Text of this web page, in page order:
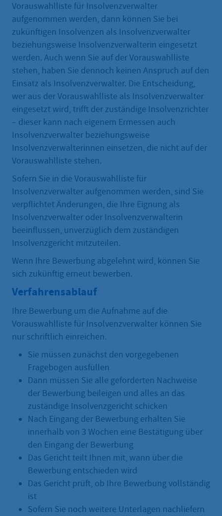
Vorauswahlliste für Insolvenzverwalter
aufgenommen werden, dann können Sie bei
zukünftigen Insolvenzen als Insolvenzverwalter
beziehungsweise Insolvenzverwalterin eingesetzt
werden. Auch wenn Sie auf der Vorauswahlliste
stehen, haben Sie dennoch keinen Anspruch auf den
Einsatz als Insolvenzverwalter. Die Entscheidung,
wer aus der Vorauswahlliste als Insolvenzverwalter
eingesetzt wird, trifft der zuständige Insolvenzrichter
– dieser kann nach eigenem Ermessen auch
Insolvenzverwalter beziehungsweise
Insolvenzverwalterinnen einsetzen, die nicht auf der
Vorauswahlliste stehen.
Sofern Sie in die Vorauswahlliste für
Insolvenzverwalter aufgenommen werden, sind Sie
verpflichtet Änderungen, die Ihre Eignung als
Insolvenzverwalter oder Insolvenzverwalterin
beeinflussen, unverzüglich dem zuständigen
Insolvenzgericht mitzuteilen.
Wenn Ihre Bewerbung abgelehnt wird, können Sie
sich zukünftig erneut bewerben.
Verfahrensablauf
Ihre Bewerbung um die Aufnahme auf die
Vorauswahlliste für Insolvenzverwalter können Sie
nur schriftlich einreichen.
Sie müssen zunächst den vorgegebenen
Fragebogen ausfüllen
Dann müssen Sie alle geforderten Nachweise
der Bewerbung beileigen und alles an das
zuständige Insolvenzgericht schicken
Nach Eingang der Bewerbung erhalten Sie
innerhalb von 3 Wochen eine Bestätigung über
den Eingang der Bewerbung
Das Gericht teilt Ihnen mit, wann über die
Bewerbung entschieden wird
Das Gericht prüft, ob Ihre Bewerbung vollständig
ist
Sofern Sie noch weitere Unterlagen nachliefern